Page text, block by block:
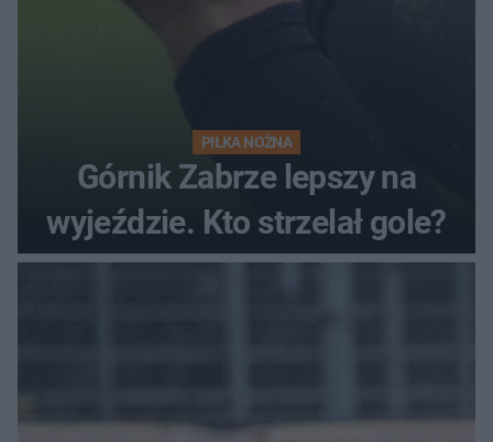
PIŁKA NOŻNA
Górnik Zabrze lepszy na
wyjeździe. Kto strzelał gole?